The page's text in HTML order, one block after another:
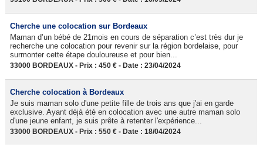
Cherche une colocation sur Bordeaux
Maman d’un bébé de 21mois en cours de séparation c’est très dur je
recherche une colocation pour revenir sur la région bordelaise, pour
surmonter cette étape douloureuse et pour bien...
33000 BORDEAUX - Prix : 450 € - Date : 23/04/2024
Cherche colocation à Bordeaux
Je suis maman solo d'une petite fille de trois ans que j'ai en garde
exclusive. Ayant déjà été en colocation avec une autre maman solo
d'une jeune enfant, je suis prête à retenter l'expérience...
33000 BORDEAUX - Prix : 550 € - Date : 18/04/2024